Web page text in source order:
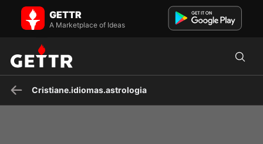
Cristiane.idiomas.astrologia on GETTR - Profile and Posts
Uma vida de estudo, trabalho e Resultados 🎯 Inglês🇺🇸Francês
🇫🇷Português🇧🇷 Aulas Tradução Revisão O Mapa Astral mai...
GETTR
A Marketplace of Ideas
Cristiane.idiomas.astrologia